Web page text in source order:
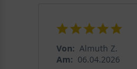
Von: Almuth Z.
Am: 06.04.2026